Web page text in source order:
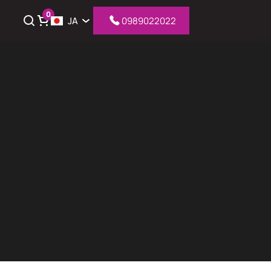
0 JA 0989022022